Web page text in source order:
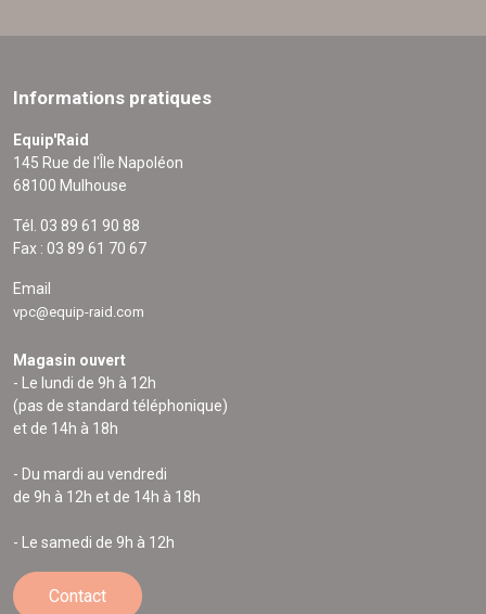
Informations pratiques
Equip'Raid
145 Rue de l'Île Napoléon
68100 Mulhouse
Tél. 03 89 61 90 88
Fax : 03 89 61 70 67
Email
vpc@equip-raid.com
Magasin ouvert
- Le lundi de 9h à 12h
(pas de standard téléphonique)
et de 14h à 18h
- Du mardi au vendredi
de 9h à 12h et de 14h à 18h
- Le samedi de 9h à 12h
Contact